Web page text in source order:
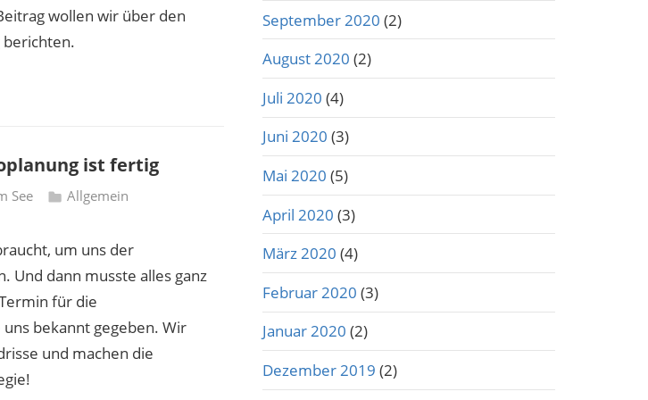
wollen wir über den
ist fertig
See Allgemein
um uns der
Und dann musste alles ganz
für die
bekannt gegeben. Wir
und machen die
September 2020 (2)
August 2020 (2)
Juli 2020 (4)
Juni 2020 (3)
Mai 2020 (5)
April 2020 (3)
März 2020 (4)
Februar 2020 (3)
Januar 2020 (2)
Dezember 2019 (2)